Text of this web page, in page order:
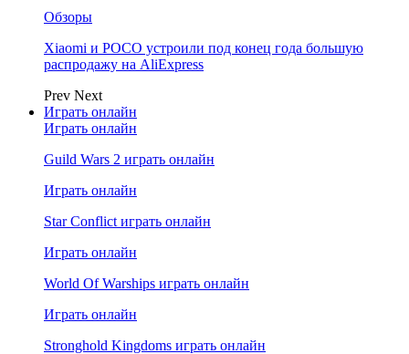
Обзоры
Xiaomi и POCO устроили под конец года большую
распродажу на AliExpress
Prev Next
Играть онлайн
Играть онлайн
Guild Wars 2 играть онлайн
Играть онлайн
Star Conflict играть онлайн
Играть онлайн
World Of Warships играть онлайн
Играть онлайн
Stronghold Kingdoms играть онлайн